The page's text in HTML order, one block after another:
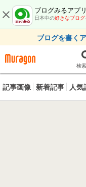
ブログみるアプリ
日本中の好きなブログ
ブログを書く
検
記事画像 新着記事 人気